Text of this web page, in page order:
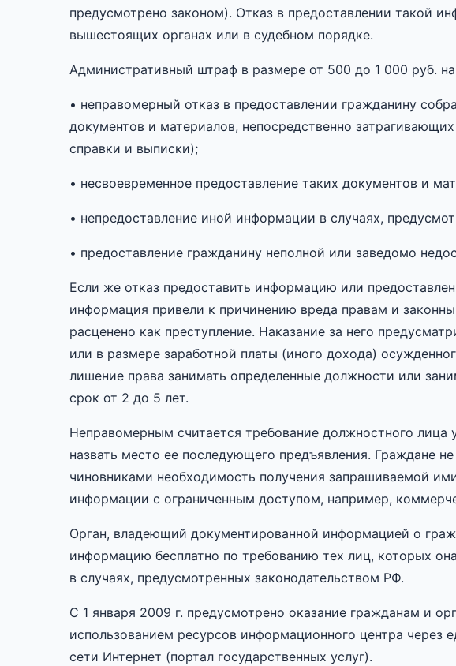
предусмотрено законом). Отказ в предоставлении такой
вышестоящих органах или в судебном порядке.
Административный штраф в размере от 500 до 1 000 руб.
• неправомерный отказ в предоставлении гражданину
документов и материалов, непосредственно
справки и выписки);
• несвоевременное предоставление таких документов и
• непредоставление иной информации в случаях,
• предоставление гражданину неполной или заведомо
Если же отказ предоставить информацию или
информация привели к причинению вреда правам и
расценено как преступление. Наказание за него
или в размере заработной платы (иного дохода)
лишение права занимать определенные должности или
срок от 2 до 5 лет.
Неправомерным считается требование должностного лица
назвать место ее последующего предъявления. Граждане
чиновниками необходимость получения запрашиваемой
информации с ограниченным доступом, например,
Орган, владеющий документированной информацией о
информацию бесплатно по требованию тех лиц, которых
в случаях, предусмотренных законодательством РФ.
С 1 января 2009 г. предусмотрено оказание гражданам и
использованием ресурсов информационного центра через
сети Интернет (портал государственных услуг).